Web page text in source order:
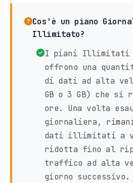
Cos'è un piano
Illimitato?
I piani Illimitati
offrono una
di dati ad alta
GB o 3 GB) che si
ore. Una volta
giornaliera, rimani
dati illimitati a
ridotta fino al
traffico ad alta
giorno